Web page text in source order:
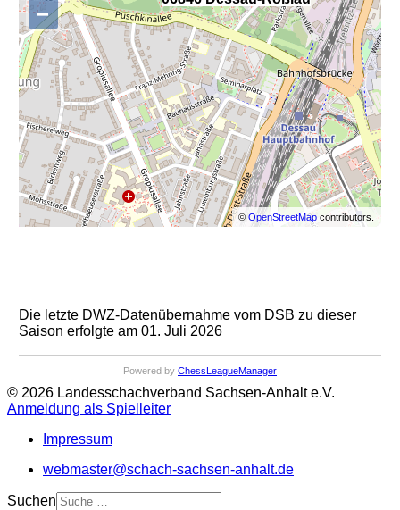
−
©OpenStreetMap contributors.
Die letzte DWZ-Datenübernahme vom DSB zu dieser
Saison erfolgte am 01. Juli 2026
Powered by ChessLeagueManager
© 2026 Landesschachverband Sachsen-Anhalt e.V.
Anmeldung als Spielleiter
Impressum
webmaster@schach-sachsen-anhalt.de
Suchen